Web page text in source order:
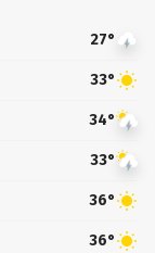
27°
33°
34°
33°
36°
36°